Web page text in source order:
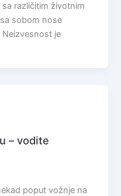
različitim životnim
sobom nose
je
– vodite
poput vožnje na